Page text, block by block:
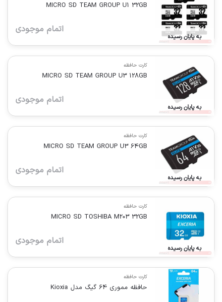
به پایان رسیده
MICRO SD TEAM GROUP U1 32GB
اتمام موجودی
به پایان رسیده
کارت حافظه
MICRO SD TEAM GROUP U3 128GB
اتمام موجودی
به پایان رسیده
کارت حافظه
MICRO SD TEAM GROUP U3 64GB
اتمام موجودی
به پایان رسیده
کارت حافظه
MICRO SD TOSHIBA M203 32GB
اتمام موجودی
کارت حافظه
حافظه مموری 64 گیگ مدل Kioxia